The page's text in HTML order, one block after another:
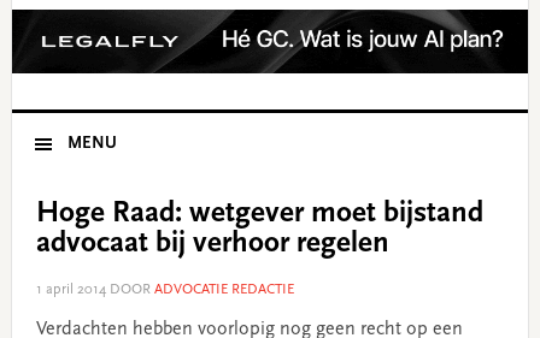
MENU
Hoge Raad: wetgever moet bijstand
advocaat bij verhoor regelen
1 april 2014DOOR ADVOCATIE REDACTIE
Verdachten hebben voorlopig nog geen recht op een